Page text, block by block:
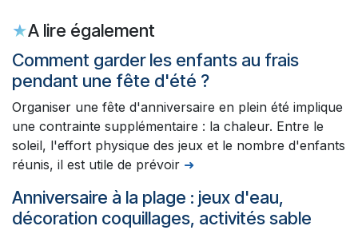
★A lire également
Comment garder les enfants au frais
pendant une fête d'été ?
Organiser une fête d'anniversaire en plein été implique
une contrainte supplémentaire : la chaleur. Entre le
soleil, l'effort physique des jeux et le nombre d'enfants
réunis, il est utile de prévoir ➜
Anniversaire à la plage : jeux d'eau,
décoration coquillages, activités sable